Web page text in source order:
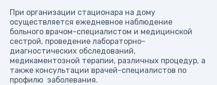
При организации стационара на дому
осуществляется ежедневное наблюдение
больного врачом-специалистом и медицинской
сестрой, проведение лабораторно-
диагностических обследований,
медикаментозной терапии, различных процедур, а
также консультации врачей-специалистов по
профилю заболевания.